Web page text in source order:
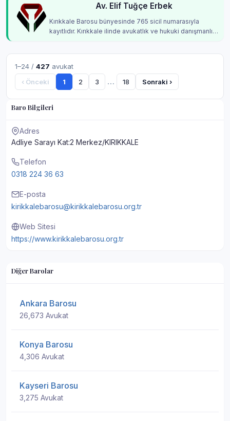
Baro Bilgileri
Adres
Adliye Sarayı Kat:2 Merkez/KIRIKKALE
Telefon
0318 224 36 63
E-posta
kirikkalebarosu@kirikkalebarosu.org.tr
Web Sitesi
https://www.kirikkalebarosu.org.tr
Diğer Barolar
Ankara Barosu
26,673 Avukat
Konya Barosu
4,306 Avukat
Kayseri Barosu
3,275 Avukat
Av. Elif Tuğçe Erbek
Kırıkkale Barosu bünyesinde 765 sicil numarasıyla
kayıtlıdır. Kırıkkale ilinde avukatlık ve hukuki danışmanlık
1–24 / 427 avukat
‹ Önceki
1 2 3 … 18 Sonraki ›